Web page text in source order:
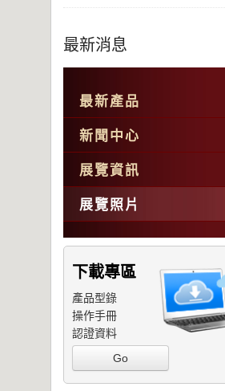
最新消息
最新產品
新聞中心
展覽資訊
展覽照片
下載專區
產品型錄
操作手冊
認證資料
Go